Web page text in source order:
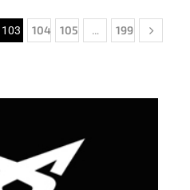
103 104 105 … 199